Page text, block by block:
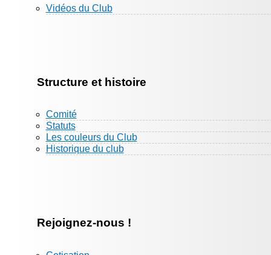
Vidéos du Club
Structure et histoire
Comité
Statuts
Les couleurs du Club
Historique du club
Rejoignez-nous !